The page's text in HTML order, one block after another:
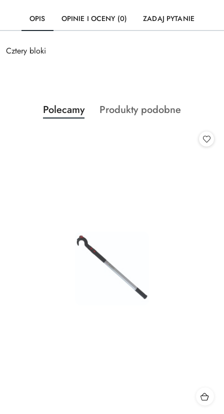
OPIS OPINIE I OCENY (0) ZADAJ PYTANIE
Cztery bloki
Pomiń karuzelę produktów
Produkty
o
Polecamy
Produkty
Produkty podobne